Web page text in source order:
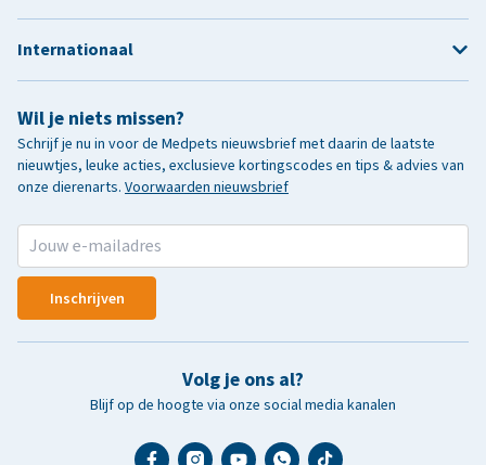
Wil je niets missen?
Schrijf je nu in voor de Medpets nieuwsbrief met daarin de laatste
nieuwtjes, leuke acties, exclusieve kortingscodes en tips & advies van
onze dierenarts. Voorwaarden nieuwsbrief
Inschrijven
Volg je ons al?
Blijf op de hoogte via onze social media kanalen
Internationaal